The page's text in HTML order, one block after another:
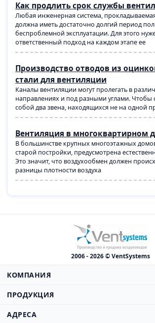
Как продлить срок службы
Любая инженерная система,
должна иметь достаточно долгий период
беспроблемной эксплуатации. Для этого
ответственный подход на каждом этапе ее
Производство отводов из
стали для вентиляции
Каналы вентиляции могут пролегать в
направлениях и под разными углами. Чтобы
собой два звена, находящихся не на одной
Вентиляция в многоквартирном
В большинстве крупных многоэтажных
старой постройки, предусмотрена
Это значит, что воздухообмен должен
разницы плотности воздуха
2006 - 2026 © VentSystems
КОМПАНИЯ
О компании
Цены
ПРОДУКЦИЯ
Прямоугольные
АДРЕСА